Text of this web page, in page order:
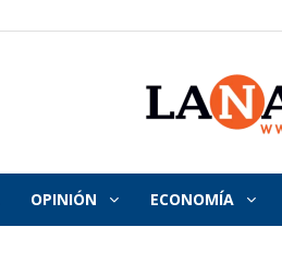
OPINIÓN ECONOMÍA